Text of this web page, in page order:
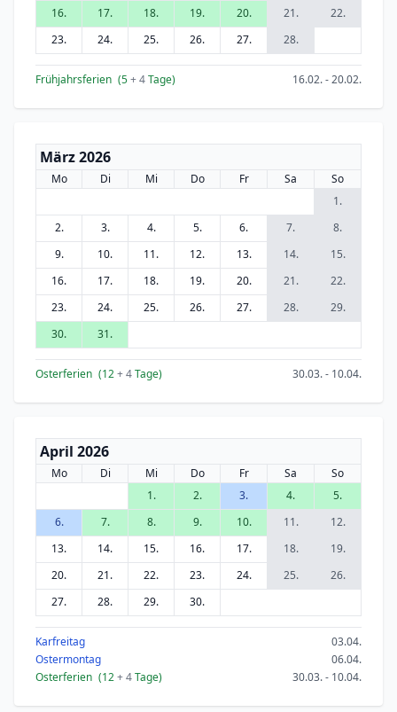
16.
17. 18. 19. 20. 21.
22.
23.
24. 25. 26. 27. 28.
Frühjahrsferien (5+ 4Tage) 16.02. - 20.02.
März 2026
Mo Di Mi Do Fr Sa
So
1.
2.
3. 4. 5. 6. 7.
8.
9.
10. 11. 12. 13. 14.
15.
16.
17. 18. 19. 20. 21.
22.
23.
24. 25. 26. 27. 28.
29.
30.
31.
Osterferien (12+ 4Tage) 30.03. - 10.04.
April 2026
Mo Di Mi Do Fr Sa
So
1.
2. 3. 4.
5.
6.
7. 8. 9. 10. 11.
12.
13.
14. 15. 16. 17. 18.
19.
20.
21. 22. 23. 24. 25.
26.
27.
28. 29. 30.
Karfreitag
03.04.
Ostermontag
06.04.
Osterferien (12+ 4Tage) 30.03. - 10.04.